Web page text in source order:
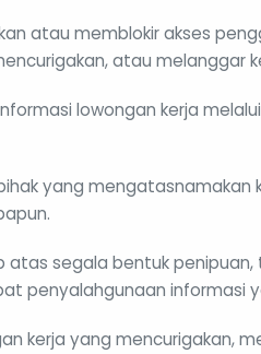
atau memblokir akses
atau melanggar
lowongan kerja
yang mengatasnamakan
segala bentuk penipuan,
penyalahgunaan informasi
kerja yang mencurigakan,